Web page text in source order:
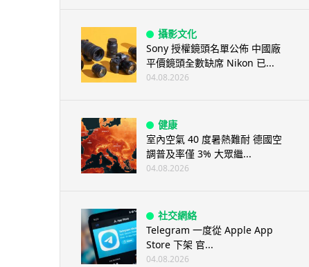
攝影文化
Sony 授權鏡頭名單公佈 中國廠
平價鏡頭全數缺席 Nikon 已...
04.08.2026
健康
室內空氣 40 度暑熱難耐 德國空
調普及率僅 3% 大眾繼...
04.08.2026
社交網絡
Telegram 一度從 Apple App
Store 下架 官...
04.08.2026